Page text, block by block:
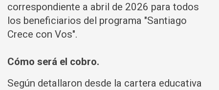
correspondiente a abril de 2026 para todos
los beneficiarios del programa "Santiago
Crece con Vos".
Cómo será el cobro.
Según detallaron desde la cartera educativa